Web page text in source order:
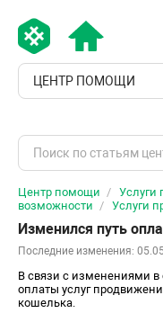
ЦЕНТР ПОМОЩИ
Центр помощи
Услуги
возможности
Услуги
Изменился путь
Последние изменения:
В связи с изменениями в
оплаты услуг
кошелька.